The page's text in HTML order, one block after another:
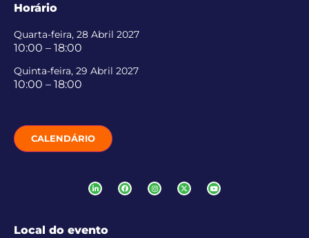
Horário
Quarta-feira, 28 Abril 2027
10:00 – 18:00
Quinta-feira, 29 Abril 2027
10:00 – 18:00
CALENDÁRIO
Local do evento